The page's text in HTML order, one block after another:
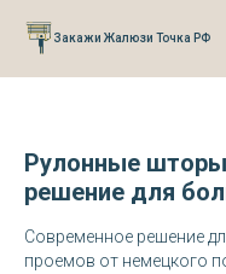
Закажи Жалюзи Точка РФ
Рулонные шторы
решение для
Современное решение
проемов от немецкого